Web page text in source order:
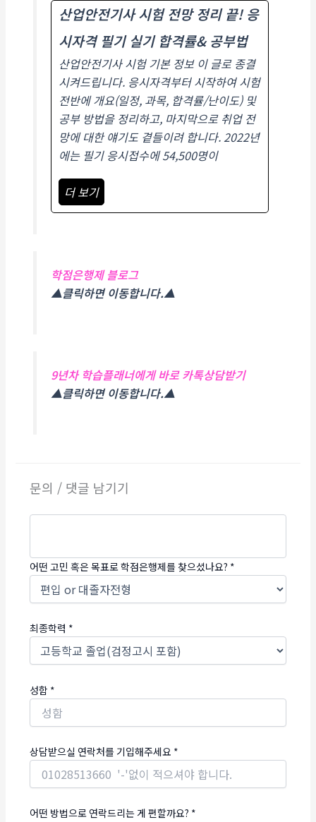
산업안전기사 시험 전망 정리 끝! 응
시자격 필기 실기 합격률& 공부법
산업안전기사 시험 기본 정보 이 글로 종결
시켜드립니다. 응시자격부터 시작하여 시험
전반에 개요(일정, 과목, 합격률/난이도) 및
공부 방법을 정리하고, 마지막으로 취업 전
망에 대한 얘기도 곁들이려 합니다. ​2022년
에는 필기 응시접수에 54,500명이
더 보기
학점은행제 블로그
▲클릭하면 이동합니다.▲
9년차 학습플래너에게 바로 카톡상담받기
▲클릭하면 이동합니다.▲
문의 / 댓글 남기기
어떤 고민 혹은 목표로 학점은행제를 찾으셨나요? *
최종학력 *
성함 *
상담받으실 연락처를 기입해주세요 *
어떤 방법으로 연락드리는 게 편할까요? *